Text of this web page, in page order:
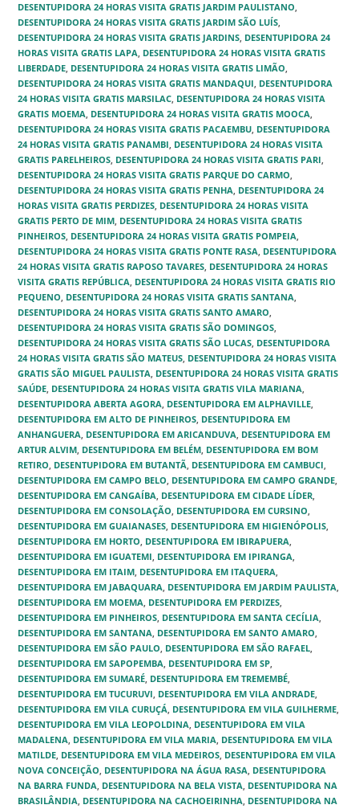
DESENTUPIDORA 24 HORAS VISITA GRATIS JARDIM PAULISTANO,
DESENTUPIDORA 24 HORAS VISITA GRATIS JARDIM SÃO LUÍS‎,
DESENTUPIDORA 24 HORAS VISITA GRATIS JARDINS, DESENTUPIDORA 24
HORAS VISITA GRATIS LAPA, DESENTUPIDORA 24 HORAS VISITA GRATIS
LIBERDADE‎, DESENTUPIDORA 24 HORAS VISITA GRATIS LIMÃO‎,
DESENTUPIDORA 24 HORAS VISITA GRATIS MANDAQUI, DESENTUPIDORA
24 HORAS VISITA GRATIS MARSILAC‎, DESENTUPIDORA 24 HORAS VISITA
GRATIS MOEMA, DESENTUPIDORA 24 HORAS VISITA GRATIS MOOCA,
DESENTUPIDORA 24 HORAS VISITA GRATIS PACAEMBU, DESENTUPIDORA
24 HORAS VISITA GRATIS PANAMBI, DESENTUPIDORA 24 HORAS VISITA
GRATIS PARELHEIROS‎, DESENTUPIDORA 24 HORAS VISITA GRATIS PARI‎,
DESENTUPIDORA 24 HORAS VISITA GRATIS PARQUE DO CARMO‎,
DESENTUPIDORA 24 HORAS VISITA GRATIS PENHA‎, DESENTUPIDORA 24
HORAS VISITA GRATIS PERDIZES, DESENTUPIDORA 24 HORAS VISITA
GRATIS PERTO DE MIM, DESENTUPIDORA 24 HORAS VISITA GRATIS
PINHEIROS, DESENTUPIDORA 24 HORAS VISITA GRATIS POMPEIA,
DESENTUPIDORA 24 HORAS VISITA GRATIS PONTE RASA‎, DESENTUPIDORA
24 HORAS VISITA GRATIS RAPOSO TAVARES‎, DESENTUPIDORA 24 HORAS
VISITA GRATIS REPÚBLICA‎, DESENTUPIDORA 24 HORAS VISITA GRATIS RIO
PEQUENO‎, DESENTUPIDORA 24 HORAS VISITA GRATIS SANTANA‎,
DESENTUPIDORA 24 HORAS VISITA GRATIS SANTO AMARO,
DESENTUPIDORA 24 HORAS VISITA GRATIS SÃO DOMINGOS‎,
DESENTUPIDORA 24 HORAS VISITA GRATIS SÃO LUCAS‎, DESENTUPIDORA
24 HORAS VISITA GRATIS SÃO MATEUS, DESENTUPIDORA 24 HORAS VISITA
GRATIS SÃO MIGUEL PAULISTA‎, DESENTUPIDORA 24 HORAS VISITA GRATIS
SAÚDE‎, DESENTUPIDORA 24 HORAS VISITA GRATIS VILA MARIANA,
DESENTUPIDORA ABERTA AGORA, DESENTUPIDORA EM ALPHAVILLE,
DESENTUPIDORA EM ALTO DE PINHEIROS‎, DESENTUPIDORA EM
ANHANGUERA, DESENTUPIDORA EM ARICANDUVA‎, DESENTUPIDORA EM
ARTUR ALVIM‎, DESENTUPIDORA EM BELÉM‎, DESENTUPIDORA EM BOM
RETIRO‎, DESENTUPIDORA EM BUTANTÃ‎, DESENTUPIDORA EM CAMBUCI‎,
DESENTUPIDORA EM CAMPO BELO‎, DESENTUPIDORA EM CAMPO GRANDE,
DESENTUPIDORA EM CANGAÍBA‎, DESENTUPIDORA EM CIDADE LÍDER‎,
DESENTUPIDORA EM CONSOLAÇÃO‎, DESENTUPIDORA EM CURSINO‎,
DESENTUPIDORA EM GUAIANASES‎, DESENTUPIDORA EM HIGIENÓPOLIS,
DESENTUPIDORA EM HORTO, DESENTUPIDORA EM IBIRAPUERA,
DESENTUPIDORA EM IGUATEMI‎, DESENTUPIDORA EM IPIRANGA,
DESENTUPIDORA EM ITAIM, DESENTUPIDORA EM ITAQUERA‎,
DESENTUPIDORA EM JABAQUARA‎, DESENTUPIDORA EM JARDIM PAULISTA‎,
DESENTUPIDORA EM MOEMA‎, DESENTUPIDORA EM PERDIZES,
DESENTUPIDORA EM PINHEIROS, DESENTUPIDORA EM SANTA CECÍLIA,
DESENTUPIDORA EM SANTANA, DESENTUPIDORA EM SANTO AMARO,
DESENTUPIDORA EM SÃO PAULO, DESENTUPIDORA EM SÃO RAFAEL,
DESENTUPIDORA EM SAPOPEMBA, DESENTUPIDORA EM SP,
DESENTUPIDORA EM SUMARÉ, DESENTUPIDORA EM TREMEMBÉ‎,
DESENTUPIDORA EM TUCURUVI, DESENTUPIDORA EM VILA ANDRADE‎,
DESENTUPIDORA EM VILA CURUÇÁ‎, DESENTUPIDORA EM VILA GUILHERME‎,
DESENTUPIDORA EM VILA LEOPOLDINA‎, DESENTUPIDORA EM VILA
MADALENA, DESENTUPIDORA EM VILA MARIA‎, DESENTUPIDORA EM VILA
MATILDE‎, DESENTUPIDORA EM VILA MEDEIROS, DESENTUPIDORA EM VILA
NOVA CONCEIÇÃO, DESENTUPIDORA NA ÁGUA RASA‎, DESENTUPIDORA
NA BARRA FUNDA, DESENTUPIDORA NA BELA VISTA, DESENTUPIDORA NA
BRASILÂNDIA, DESENTUPIDORA NA CACHOEIRINHA, DESENTUPIDORA NA